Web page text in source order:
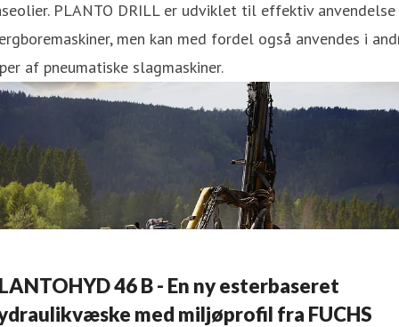
PLANTO DRILL er udviklet til effektiv
men kan med fordel også anvendes i
af pneumatiske slagmaskiner.
46 B - En ny esterbaseret
med miljøprofil fra FUCHS